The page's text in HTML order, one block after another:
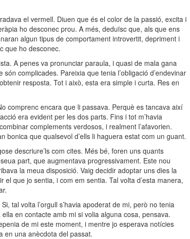
el vermell. Diuen que és el color de la passió, excita i
ho desconec prou. A més, deduïsc que, als que ens
algun tipus de comportament introvertit, depriment i
que ho desconec.
A penes va pronunciar paraula, i quasi de mala gana
complicades. Pareixia que tenia l’obligació d’endevinar
resposta. Tot i això, esta era simple i curta. Res en
comprenc encara que li passava. Perquè es tancava així
era evident per les dos parts. Fins i tot m’havia
complements verdosos, i realment l’afavorien.
bonica que qualsevol d’ells li haguera estat com un guant.
descriure’ls com cites. Més bé, foren uns quants
part, que augmentava progressivament. Este nou
la meua disposició. Vaig decidir adoptar uns dies la
que jo sentia, i com em sentia. Tal volta d’esta manera,
tal volta l’orgull s’havia apoderat de mi, però no tenia
en contacte amb mi si volia alguna cosa, pensava.
de mi este moment, i mentre jo esperava notícies
en una anècdota del passat.